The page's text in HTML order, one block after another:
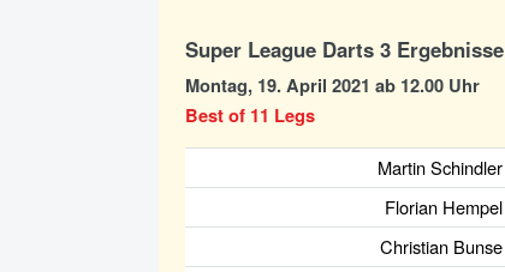
Super League Darts 3 Ergebnisse
Montag, 19. April 2021 ab 12.00 Uhr
Best of 11 Legs
Martin Schindler
Florian Hempel
Christian Bunse